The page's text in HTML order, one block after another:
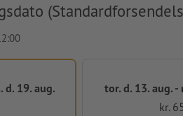
d. 19. aug.
tor. d. 13. aug. -
kr.